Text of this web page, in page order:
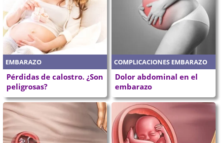
EMBARAZO
Pérdidas de calostro. ¿Son
peligrosas?
COMPLICACIONES EMBARAZO
Dolor abdominal en el
embarazo